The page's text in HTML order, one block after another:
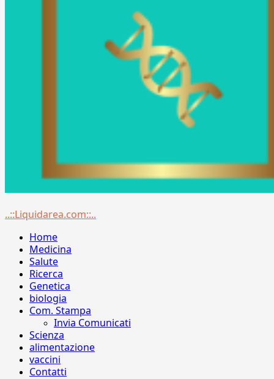
Menu
..::Liquidarea.com::..
Home
Medicina
Salute
Ricerca
Genetica
biologia
Com. Stampa
Invia Comunicati
Scienza
alimentazione
vaccini
Contatti